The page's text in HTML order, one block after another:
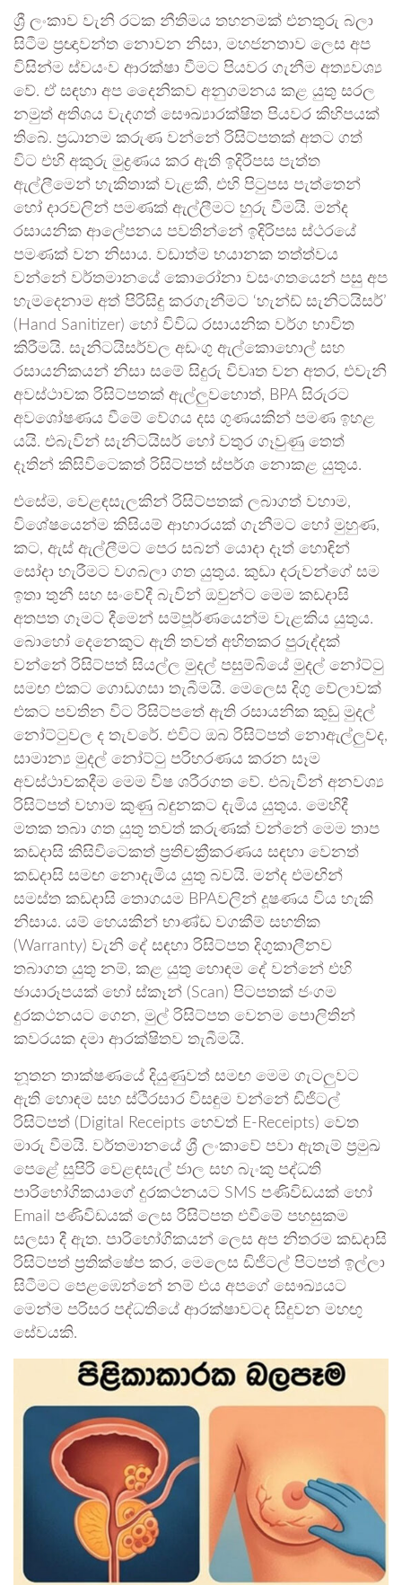
ශ්‍රී ලංකාව වැනි රටක නීතිමය තහනමක් එනතුරු බලා
සිටීම ප්‍රඥාවන්ත නොවන නිසා, මහජනතාව ලෙස අප
විසින්ම ස්වයංව ආරක්ෂා වීමට පියවර ගැනීම අත්‍යවශ්‍ය
වේ. ඒ සඳහා අප දෛනිකව අනුගමනය කළ යුතු සරල
නමුත් අතිශය වැදගත් සෞඛ්‍යාරක්ෂිත පියවර කිහිපයක්
තිබේ. ප්‍රධානම කරුණ වන්නේ රිසිට්පතක් අතට ගත්
විට එහි අකුරු මුද්‍රණය කර ඇති ඉදිරිපස පැත්ත
ඇල්ලීමෙන් හැකිතාක් වැළකී, එහි පිටුපස පැත්තෙන්
හෝ දාරවලින් පමණක් ඇල්ලීමට හුරු වීමයි. මන්ද
රසායනික ආලේපනය පවතින්නේ ඉදිරිපස ස්ථරයේ
පමණක් වන නිසාය. වඩාත්ම භයානක තත්ත්වය
වන්නේ වර්තමානයේ කොරෝනා වසංගතයෙන් පසු අප
හැමදෙනාම අත් පිරිසිදු කරගැනීමට ‘හැන්ඩ් සැනිටයිසර්’
(Hand Sanitizer) හෝ විවිධ රසායනික වර්ග භාවිත
කිරීමයි. සැනිටයිසර්වල අඩංගු ඇල්කොහොල් සහ
රසායනිකයන් නිසා සමේ සිදුරු විවෘත වන අතර, එවැනි
අවස්ථාවක රිසිට්පතක් ඇල්ලුවහොත්, BPA සිරුරට
අවශෝෂණය වීමේ වේගය දස ගුණයකින් පමණ ඉහළ
යයි. එබැවින් සැනිටයිසර් හෝ වතුර ගෑවුණු තෙත්
දෑතින් කිසිවිටෙකත් රිසිට්පත් ස්පර්ශ නොකළ යුතුය.
එසේම, වෙළඳසැලකින් රිසිට්පතක් ලබාගත් වහාම,
විශේෂයෙන්ම කිසියම් ආහාරයක් ගැනීමට හෝ මුහුණ,
කට, ඇස් ඇල්ලීමට පෙර සබන් යොදා දෑත් හොඳින්
සෝදා හැරීමට වගබලා ගත යුතුය. කුඩා දරුවන්ගේ සම
ඉතා තුනී සහ සංවේදී බැවින් ඔවුන්ට මෙම කඩදාසි
අතපත ගෑමට දීමෙන් සම්පූර්ණයෙන්ම වැළකිය යුතුය.
බොහෝ දෙනෙකුට ඇති තවත් අහිතකර පුරුද්දක්
වන්නේ රිසිට්පත් සියල්ල මුදල් පසුම්බියේ මුදල් නෝට්ටු
සමඟ එකට ගොඩගසා තැබීමයි. මෙලෙස දිගු වේලාවක්
එකට පවතින විට රිසිට්පතේ ඇති රසායනික කුඩු මුදල්
නෝට්ටුවල ද තැවරේ. එවිට ඔබ රිසිට්පත් නොඇල්ලුවද,
සාමාන්‍ය මුදල් නෝට්ටු පරිහරණය කරන සෑම
අවස්ථාවකදීම මෙම විෂ ශරීරගත වේ. එබැවින් අනවශ්‍ය
රිසිට්පත් වහාම කුණු බඳුනකට දැමිය යුතුය. මෙහිදී
මතක තබා ගත යුතු තවත් කරුණක් වන්නේ මෙම තාප
කඩදාසි කිසිවිටෙකත් ප්‍රතිචක්‍රීකරණය සඳහා වෙනත්
කඩදාසි සමඟ නොදැමිය යුතු බවයි. මන්ද එමඟින්
සමස්ත කඩදාසි තොගයම BPAවලින් දූෂණය විය හැකි
නිසාය. යම් හෙයකින් භාණ්ඩ වගකීම් සහතික
(Warranty) වැනි දේ සඳහා රිසිට්පත දිගුකාලීනව
තබාගත යුතු නම්, කළ යුතු හොඳම දේ වන්නේ එහි
ඡායාරූපයක් හෝ ස්කෑන් (Scan) පිටපතක් ජංගම
දුරකථනයට ගෙන, මුල් රිසිට්පත වෙනම පොලිතින්
කවරයක දමා ආරක්ෂිතව තැබීමයි.
නූතන තාක්ෂණයේ දියුණුවත් සමඟ මෙම ගැටලුවට
ඇති හොඳම සහ ස්ථිරසාර විසඳුම වන්නේ ඩිජිටල්
රිසිට්පත් (Digital Receipts හෙවත් E-Receipts) වෙත
මාරු වීමයි. වර්තමානයේ ශ්‍රී ලංකාවේ පවා ඇතැම් ප්‍රමුඛ
පෙළේ සුපිරි වෙළඳසැල් ජාල සහ බැංකු පද්ධති
පාරිභෝගිකයාගේ දුරකථනයට SMS පණිවිඩයක් හෝ
Email පණිවිඩයක් ලෙස රිසිට්පත එවීමේ පහසුකම
සලසා දී ඇත. පාරිභෝගිකයන් ලෙස අප නිතරම කඩදාසි
රිසිට්පත් ප්‍රතික්ෂේප කර, මෙලෙස ඩිජිටල් පිටපත් ඉල්ලා
සිටීමට පෙළඹෙන්නේ නම් එය අපගේ සෞඛ්‍යයට
මෙන්ම පරිසර පද්ධතියේ ආරක්ෂාවටද සිදුවන මහඟු
සේවයකි.